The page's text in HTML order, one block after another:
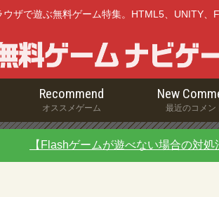
ウザで遊ぶ無料ゲーム特集。HTML5、UNITY、
Recommend
オススメゲーム
New
最近のコメン
【Flashゲームが遊べない場合の対処